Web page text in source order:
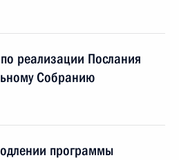
реализации Послания
Собранию
программы